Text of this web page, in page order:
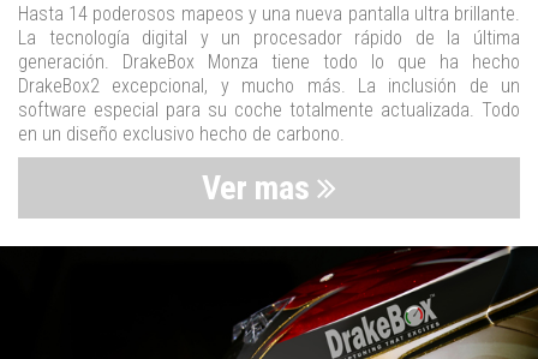
Hasta 14 poderosos mapeos y una nueva pantalla ultra brillante.
La tecnología digital y un procesador rápido de la última
generación. DrakeBox Monza tiene todo lo que ha hecho
DrakeBox2 excepcional, y mucho más. La inclusión de un
software especial para su coche totalmente actualizada. Todo
en un diseño exclusivo hecho de carbono.
Ver mas